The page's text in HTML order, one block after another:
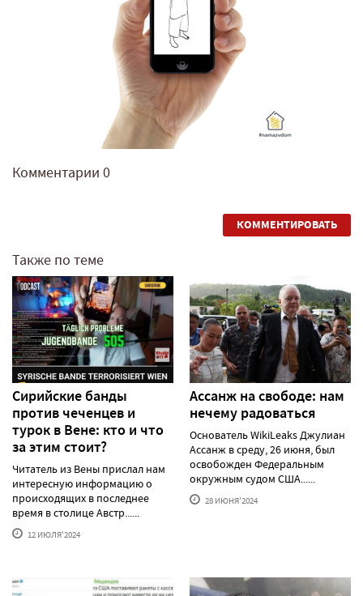
Комментарии 0
КОММЕНТИРОВАТЬ
Также по теме
Сирийские банды
против чеченцев и
турок в Вене: кто и что
за этим стоит?
Читатель из Вены прислал нам
интересную информацию о
происходящих в последнее
время в столице Австр......
12 ИЮЛЯ'2024
Ассанж на свободе: нам
нечему радоваться
Основатель WikiLeaks Джулиан
Ассанж в среду, 26 июня, был
освобожден Федеральным
окружным судом США......
28 ИЮНЯ'2024